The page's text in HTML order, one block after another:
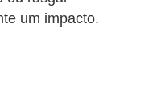
um impacto.